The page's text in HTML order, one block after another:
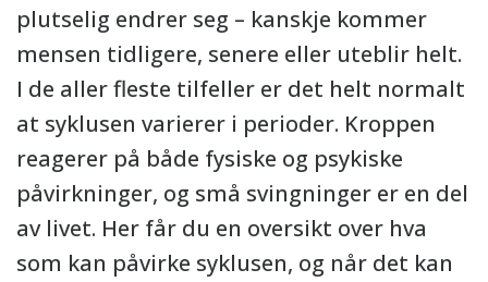
plutselig endrer seg – kanskje kommer
mensen tidligere, senere eller uteblir helt.
I de aller fleste tilfeller er det helt normalt
at syklusen varierer i perioder. Kroppen
reagerer på både fysiske og psykiske
påvirkninger, og små svingninger er en del
av livet. Her får du en oversikt over hva
som kan påvirke syklusen, og når det kan